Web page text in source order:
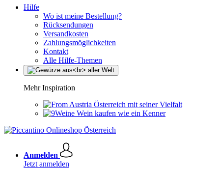
Hilfe
Wo ist meine Bestellung?
Rücksendungen
Versandkosten
Zahlungsmöglichkeiten
Kontakt
Alle Hilfe-Themen
Mehr Inspiration
Österreich mit seiner Vielfalt
Wein kaufen wie ein Kenner
Anmelden
Jetzt anmelden